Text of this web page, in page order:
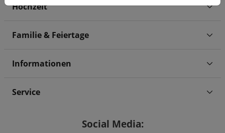
Hochzeit
Familie & Feiertage
Informationen
Service
Social Media: